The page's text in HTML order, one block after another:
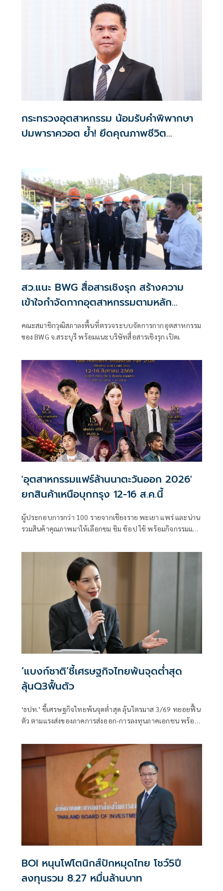
กระทรวงอุตสาหกรรม น้อมรับคำพิพากษา
ปมพาราควอต ย้ำ! ยึดคุณภาพชีวิต
สว.แนะ BWG สื่อสารเชิงรุก สร้างความ
เข้าใจกำจัดกากอุตสาหกรรมตามหลัก
คณะสมาชิกวุฒิสภาลงพื้นที่ตรวจระบบจัดการกากอุตสาหกรรม
ของ BWG จ.สระบุรี พร้อมแนะบริษัทสื่อสารเชิงรุก เปิดเ
'อุตสาหกรรมแฟร์ล้านนาตะวันออก 2026'
ยกสินค้าเหนือบุกกรุง 12-16 ส.ค.นี้
ผู้ประกอบการกว่า 100 รายจากเชียงราย พะเยา แพร่ และน่าน
รวมสินค้าคุณภาพมาให้เลือกชม ชิม ช้อป ใช้ พร้อมกิจกรรมและ
‘แบงก์ชาติ’ชี้เศรษฐกิจไทยพ้นจุดต่ำสุด
ลุ้นQ3ฟื้นตัว
‘ธปท.’ ชี้เศรษฐกิจไทยพ้นจุดต่ำสุด ลุ้นไตรมาส 3/69 ทยอยฟื้น
ตัว ตามแรงส่งของภาคการส่งออก-การลงทุนภาคเอกชน พร้อม
เพียง 1 ข้อ มีโอกาสหลุดในรอบถัดไป
BOI หนุนโฟโตนิกส์ปักหมุดไทย โชว์5ปี
ลงทุนรวม 8.27 หมื่นล้านบาท